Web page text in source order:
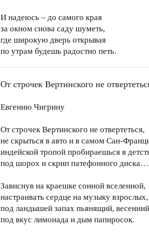
И надеюсь – до самого края
за окном снова саду шуметь,
где широкую дверь открывая
по утрам будешь радостно петь.
От строчек Вертинского не
Евгению Чигрину
От строчек Вертинского не отвертеться,
не скрыться в авто и в самом Сан-
индейской тропой пробираешься в
под шорох и скрип патефонного диска…
Зависнув на краешке сонной вселенной,
настраивать сердце на музыку взрослых,
под ландышей запах пьянящий,
под вкус лимонада и дым папиросок.